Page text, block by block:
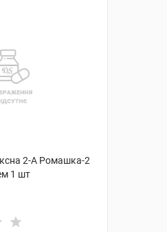
2-А Ромашка-2
1 шт